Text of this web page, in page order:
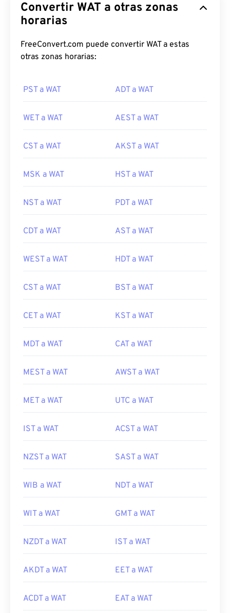
Convertir WAT a otras zonas
horarias
FreeConvert.com puede convertir WAT a estas
otras zonas horarias:
PST a WAT ADT a WAT
WET a WAT AEST a WAT
CST a WAT AKST a WAT
MSK a WAT HST a WAT
NST a WAT PDT a WAT
CDT a WAT AST a WAT
WEST a WAT HDT a WAT
CST a WAT BST a WAT
CET a WAT KST a WAT
MDT a WAT CAT a WAT
MEST a WAT AWST a WAT
MET a WAT UTC a WAT
IST a WAT ACST a WAT
NZST a WAT SAST a WAT
WIB a WAT NDT a WAT
WIT a WAT GMT a WAT
NZDT a WAT IST a WAT
AKDT a WAT EET a WAT
ACDT a WAT EAT a WAT